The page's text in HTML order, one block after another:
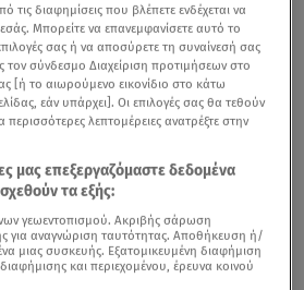
τις διαφημίσεις που βλέπετε ενδέχεται να
εσάς. Μπορείτε να επανεμφανίσετε αυτό το
σας ή να αποσύρετε τη συναίνεσή σας
σύνδεσμο Διαχείριση προτιμήσεων στο
[ή το αιωρούμενο εικονίδιο στο κάτω
εάν υπάρχει]. Οι επιλογές σας θα τεθούν
περισσότερες λεπτομέρειες ανατρέξτε στην
μας επεξεργαζόμαστε δεδομένα
τα εξής:
γεωεντοπισμού. Ακριβής σάρωση
για αναγνώριση ταυτότητας. Αποθήκευση ή/
μιας συσκευής. Εξατομικευμένη διαφήμιση
και περιεχομένου, έρευνα κοινού